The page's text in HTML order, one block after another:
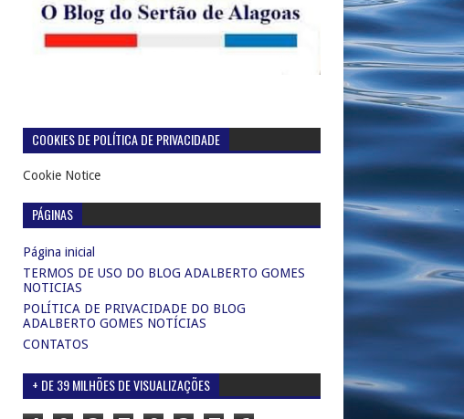
COOKIES DE POLÍTICA DE PRIVACIDADE
Cookie Notice
PÁGINAS
Página inicial
TERMOS DE USO DO BLOG ADALBERTO GOMES
NOTICIAS
POLÍTICA DE PRIVACIDADE DO BLOG
ADALBERTO GOMES NOTÍCIAS
CONTATOS
+ DE 39 MILHÕES DE VISUALIZAÇÕES